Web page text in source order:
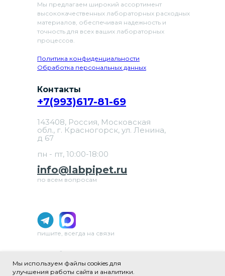
Мы предлагаем широкий ассортимент
высококачественных лабораторных расходных
материалов, обеспечивая надежность и
точность для всех ваших лабораторных
процессов.
Политика конфиденциальности
Обработка персональных данных
ИП Шаблевич Юлия Александровна
ИНН 502481979640
ОГРНИП 324508100657304
Контакты
info@labpipet.ru
+7(993)617-81-69
по всем вопросам
143408, Россия, Московская
обл., г. Красногорск, ул. Ленина,
д 67
пн - пт, 10:00-18:00
пишите, всегда на связи
Мы используем файлы cookies для
улучшения работы сайта и аналитики.